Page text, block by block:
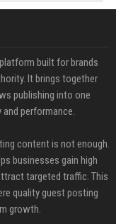
built for brands
It brings together
publishing into one
performance.
content is not enough.
businesses gain high
targeted traffic. This
quality guest posting
growth.